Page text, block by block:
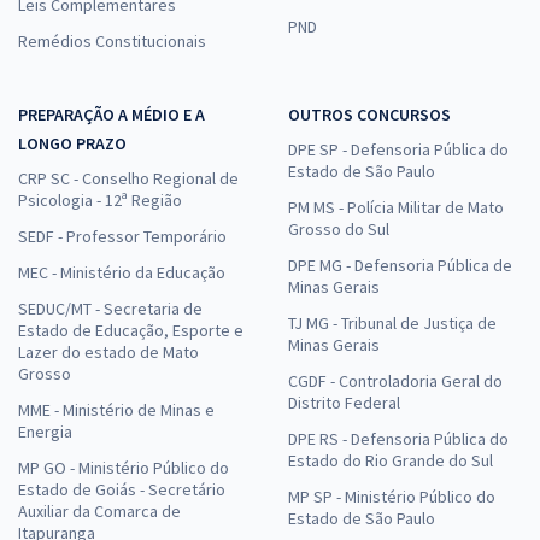
Leis Complementares
Remédios Constitucionais
PND
PREPARAÇÃO A MÉDIO E A
LONGO PRAZO
CRP SC - Conselho Regional de
Psicologia - 12ª Região
SEDF - Professor Temporário
MEC - Ministério da Educação
SEDUC/MT - Secretaria de
Estado de Educação, Esporte e
Lazer do estado de Mato
Grosso
MME - Ministério de Minas e
Energia
MP GO - Ministério Público do
Estado de Goiás - Secretário
Auxiliar da Comarca de
Itapuranga
OUTROS CONCURSOS
DPE SP - Defensoria Pública do
Estado de São Paulo
PM MS - Polícia Militar de Mato
Grosso do Sul
DPE MG - Defensoria Pública de
Minas Gerais
TJ MG - Tribunal de Justiça de
Minas Gerais
CGDF - Controladoria Geral do
Distrito Federal
DPE RS - Defensoria Pública do
Estado do Rio Grande do Sul
MP SP - Ministério Público do
Estado de São Paulo